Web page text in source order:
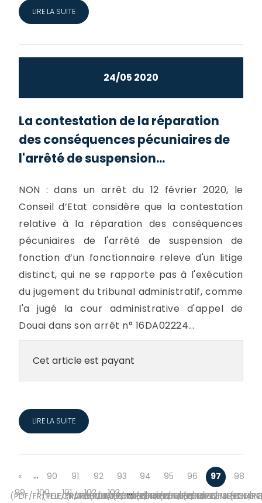
LIRE LA SUITE
24/05 2020
La contestation de la réparation
des conséquences pécuniaires de
l'arrêté de suspension...
NON : dans un arrêt du 12 février 2020, le
Conseil d’Etat considère que la contestation
relative à la réparation des conséquences
pécuniaires de l'arrêté de suspension de
fonction d’un fonctionnaire releve d'un litige
distinct, qui ne se rapporte pas à l'exécution
du jugement du tribunal administratif, comme
l'a jugé la cour administrative d'appel de
Douai dans son arrêt n° 16DA02224...
Cet article est payant
LIRE LA SUITE
«
(PDF/FR/TELECHARGEMENT-
…
90
(PDF/FR/TELECHARGEMENT-
91
(PDF/FR/TELECHARGEMENT-
92
(PDF/FR/TELECHARGEMENT-
93
(PDF/FR/TELECHARGEMENT-
94
(PDF/FR/TELECHARGEMENT-
95
(PDF/FR/
96
(PDF/FR/
97
98
(PDF/
99
100
101
102
103
…
»